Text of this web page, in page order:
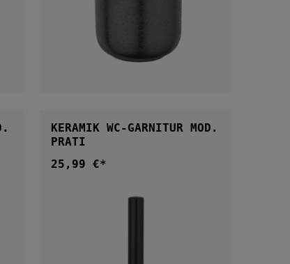
KERAMIK WC-GARNITUR MOD.
PRATI
Regulärer Preis:
25,99 €*